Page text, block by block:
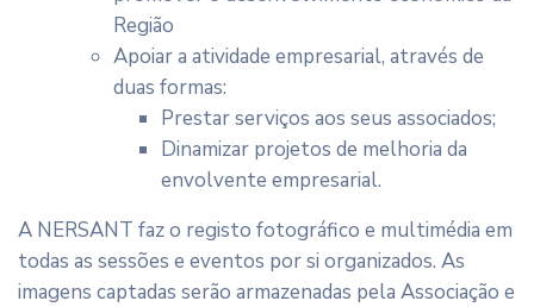
Região
Apoiar a atividade empresarial, através de
duas formas:
Prestar serviços aos seus associados;
Dinamizar projetos de melhoria da
envolvente empresarial.
A NERSANT faz o registo fotográfico e multimédia em
todas as sessões e eventos por si organizados. As
imagens captadas serão armazenadas pela Associação e